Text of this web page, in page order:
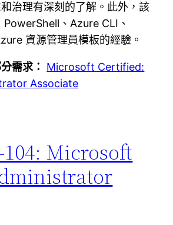
治理有深刻的了解。此外，該
PowerShell、Azure CLI、
資源管理員模板的經驗。
需求：
Microsoft Certified:
Associate
104: Microsoft